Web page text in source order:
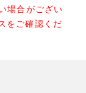
場合がござい
をご確認くだ